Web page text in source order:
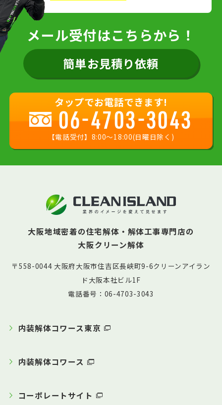
メール受付はこちらから！
簡単お見積り依頼
タップでお電話できます!
06-4703-3043
【電話受付】8:00〜18:00(日曜日除く)
大阪地域密着の住宅解体・解体工事専門店の
大阪クリーン解体
〒558-0044 大阪府大阪市住吉区長峡町9-6クリーンアイラン
ド大阪本社ビル1F
電話番号：06-4703-3043
内装解体コワース東京
内装解体コワース
コーポレートサイト